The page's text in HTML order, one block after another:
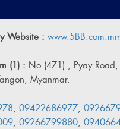
Website :
(1) : No (471) , Pyay
Myanmar.
, 09422686977,
, 09266799880,